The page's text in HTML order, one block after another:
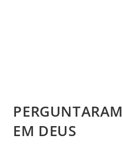
EM DEUS